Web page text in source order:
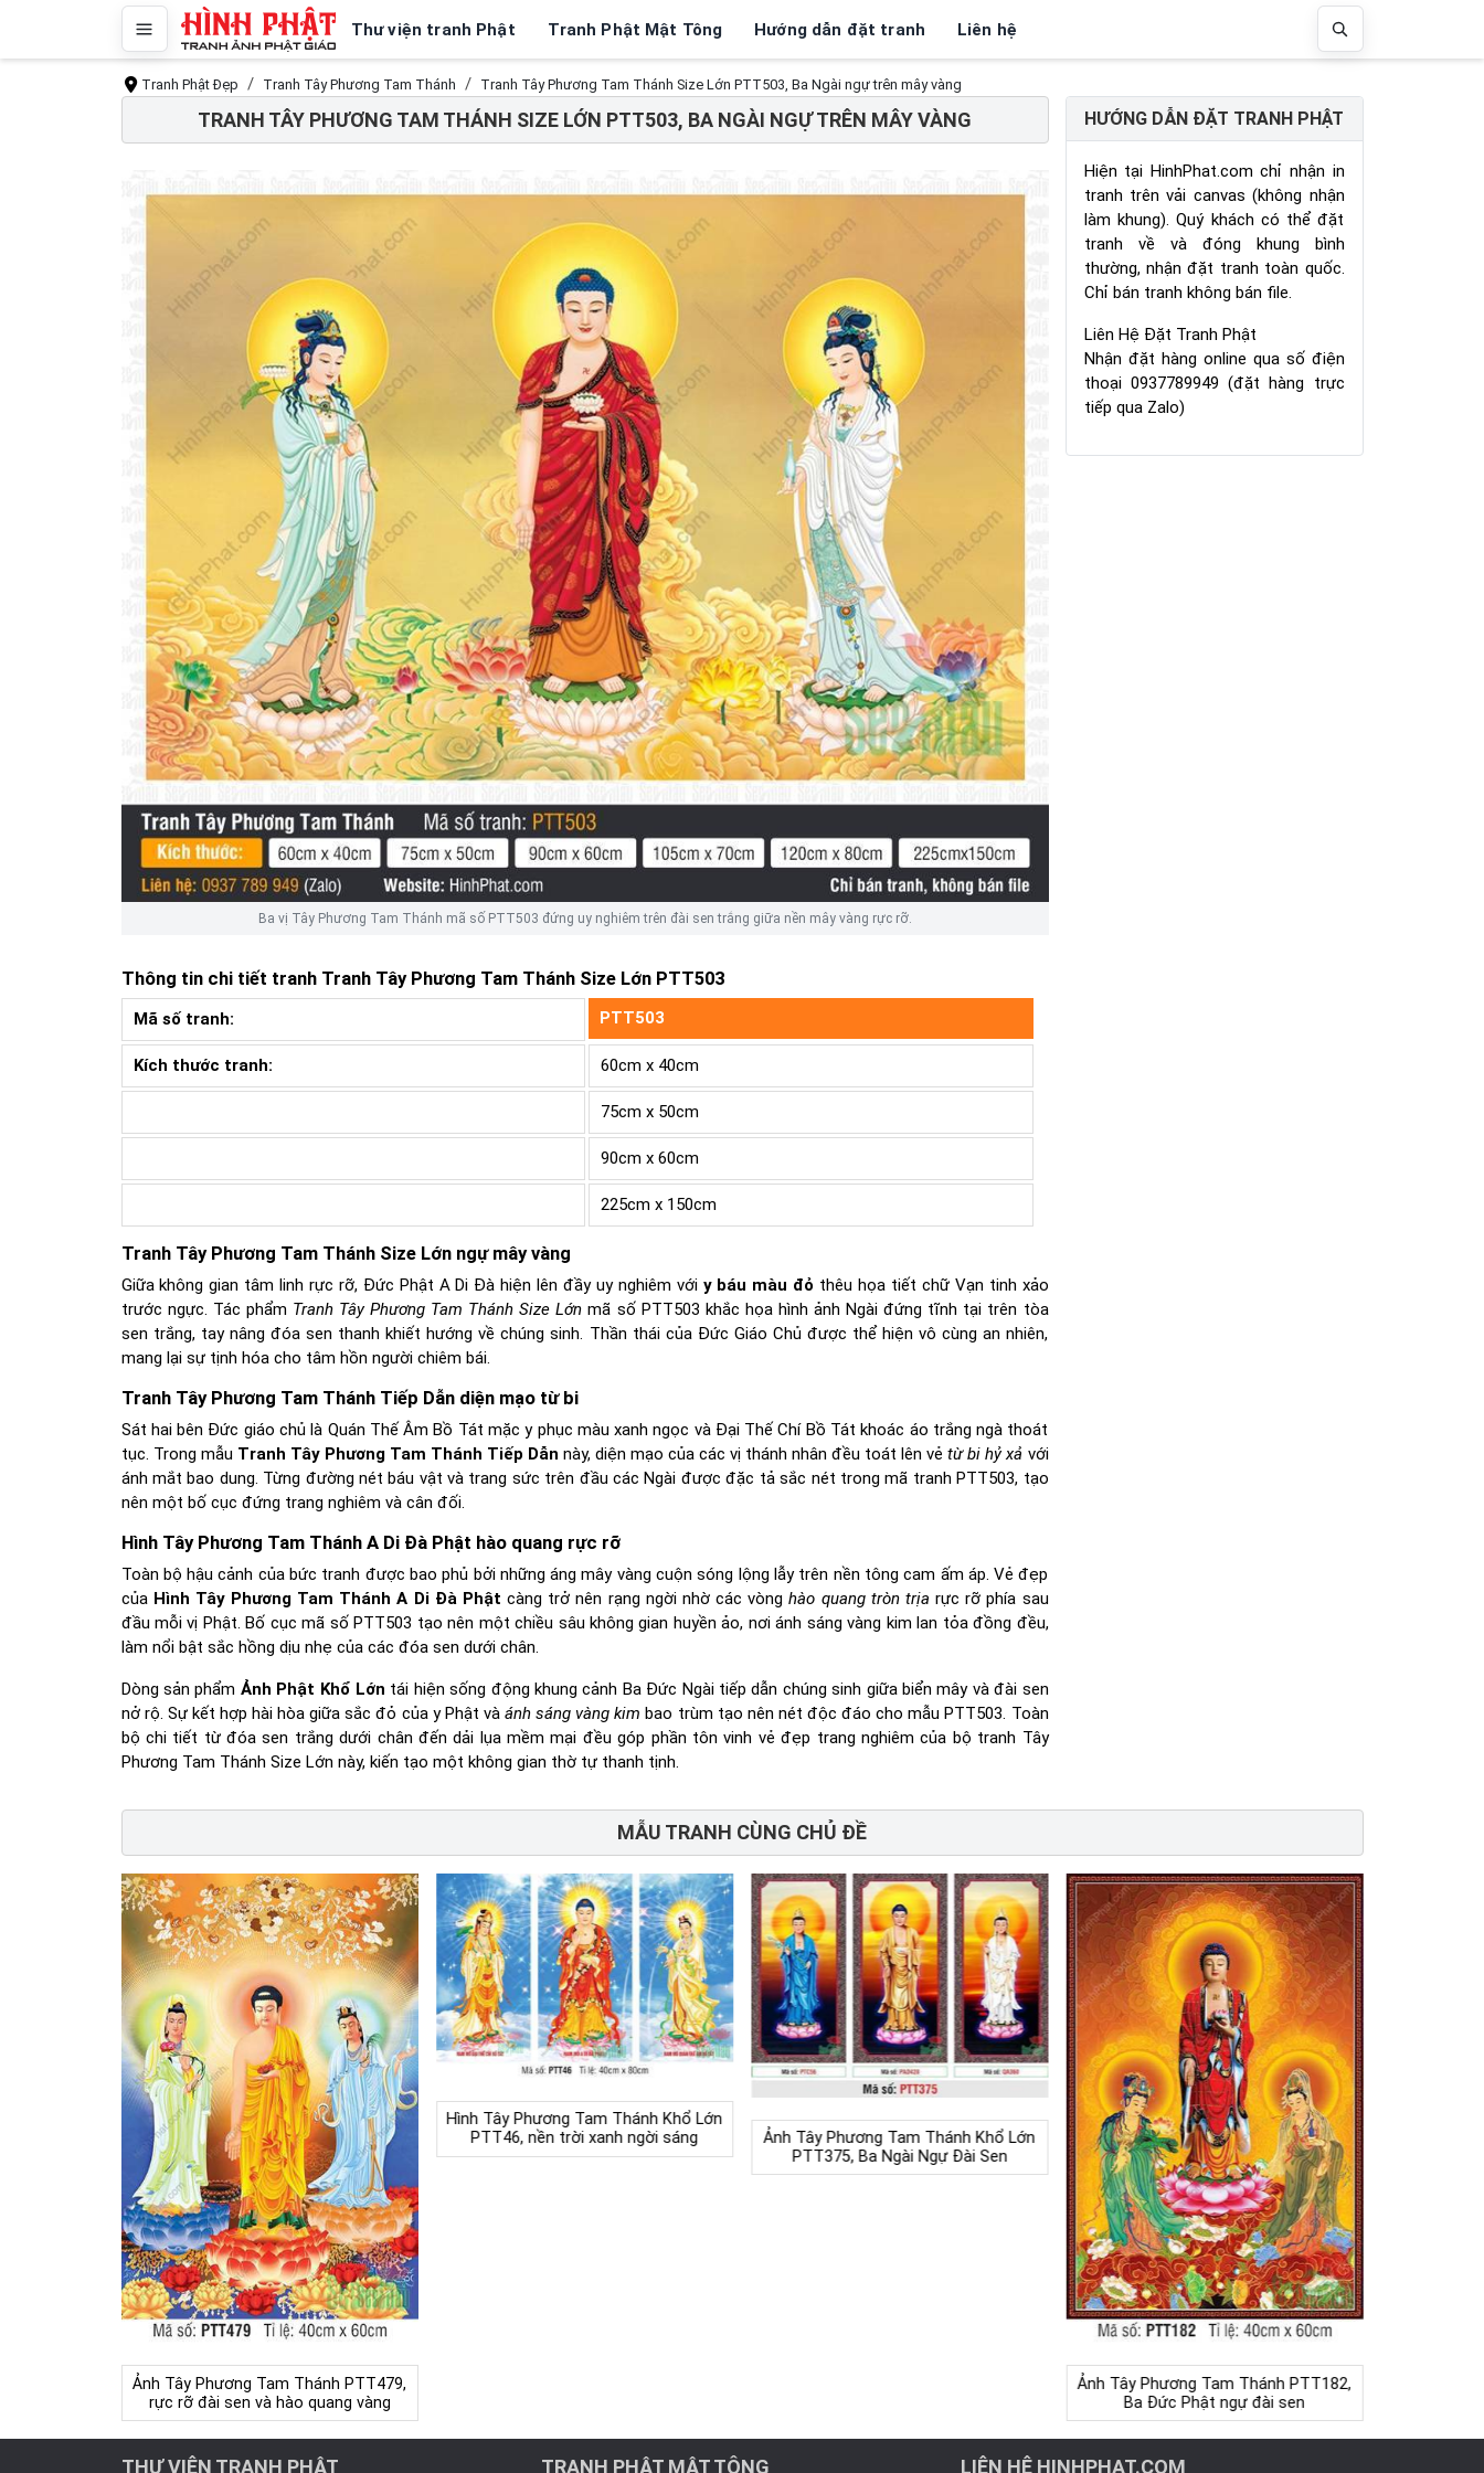
Thư viện tranh Phật Tranh Phật Mật Tông Hướng dẫn đặt tranh Liên hệ
Tranh Phật Đẹp Tranh Tây Phương Tam Thánh Tranh Tây Phương Tam Thánh Size Lớn PTT503, Ba Ngài ngự trên mây vàng
TRANH TÂY PHƯƠNG TAM THÁNH SIZE LỚN PTT503, BA NGÀI NGỰ TRÊN MÂY VÀNG
Ba vị Tây Phương Tam Thánh mã số PTT503 đứng uy nghiêm trên đài sen trắng giữa nền mây vàng rực rỡ.
Thông tin chi tiết tranh Tranh Tây Phương Tam Thánh Size Lớn PTT503
Mã số tranh: PTT503
Kích thước tranh: 60cm x 40cm
75cm x 50cm
90cm x 60cm
225cm x 150cm
Tranh Tây Phương Tam Thánh Size Lớn ngự mây vàng
Giữa không gian tâm linh rực rỡ, Đức Phật A Di Đà hiện lên đầy uy nghiêm với y báu màu đỏ thêu họa tiết chữ Vạn tinh xảo
trước ngực. Tác phẩm Tranh Tây Phương Tam Thánh Size Lớn mã số PTT503 khắc họa hình ảnh Ngài đứng tĩnh tại trên tòa
sen trắng, tay nâng đóa sen thanh khiết hướng về chúng sinh. Thần thái của Đức Giáo Chủ được thể hiện vô cùng an nhiên,
mang lại sự tịnh hóa cho tâm hồn người chiêm bái.
Tranh Tây Phương Tam Thánh Tiếp Dẫn diện mạo từ bi
Sát hai bên Đức giáo chủ là Quán Thế Âm Bồ Tát mặc y phục màu xanh ngọc và Đại Thế Chí Bồ Tát khoác áo trắng ngà thoát
tục. Trong mẫu Tranh Tây Phương Tam Thánh Tiếp Dẫn này, diện mạo của các vị thánh nhân đều toát lên vẻtừ bi hỷ xả với
ánh mắt bao dung. Từng đường nét báu vật và trang sức trên đầu các Ngài được đặc tả sắc nét trong mã tranh PTT503, tạo
nên một bố cục đứng trang nghiêm và cân đối.
Hình Tây Phương Tam Thánh A Di Đà Phật hào quang rực rỡ
Toàn bộ hậu cảnh của bức tranh được bao phủ bởi những áng mây vàng cuộn sóng lộng lẫy trên nền tông cam ấm áp. Vẻ đẹp
của Hình Tây Phương Tam Thánh A Di Đà Phật càng trở nên rạng ngời nhờ các vònghào quang tròn trịa rực rỡ phía sau
đầu mỗi vị Phật. Bố cục mã số PTT503 tạo nên một chiều sâu không gian huyền ảo, nơi ánh sáng vàng kim lan tỏa đồng đều,
làm nổi bật sắc hồng dịu nhẹ của các đóa sen dưới chân.
Dòng sản phẩm Ảnh Phật Khổ Lớn tái hiện sống động khung cảnh Ba Đức Ngài tiếp dẫn chúng sinh giữa biển mây và đài sen
nở rộ. Sự kết hợp hài hòa giữa sắc đỏ của y Phật và ánh sáng vàng kim bao trùm tạo nên nét độc đáo cho mẫu PTT503. Toàn
bộ chi tiết từ đóa sen trắng dưới chân đến dải lụa mềm mại đều góp phần tôn vinh vẻ đẹp trang nghiêm của bộ tranh Tây
Phương Tam Thánh Size Lớn này, kiến tạo một không gian thờ tự thanh tịnh.
HƯỚNG DẪN ĐẶT TRANH PHẬT
Hiện tại HinhPhat.com chỉ nhận in
tranh trên vải canvas (không nhận
làm khung). Quý khách có thể đặt
tranh về và đóng khung bình
thường, nhận đặt tranh toàn quốc.
Chỉ bán tranh không bán file.
Liên Hệ Đặt Tranh Phật
Nhận đặt hàng online qua số điện
thoại 0937789949 (đặt hàng trực
tiếp qua Zalo)
MẪU TRANH CÙNG CHỦ ĐỀ
Ảnh Tây Phương Tam Thánh PTT479,
rực rỡ đài sen và hào quang vàng
Hình Tây Phương Tam Thánh Khổ Lớn
PTT46, nền trời xanh ngời sáng
Ảnh Tây Phương Tam Thánh Khổ Lớn
PTT375, Ba Ngài Ngự Đài Sen
Ảnh Tây Phương Tam Thánh PTT182,
Ba Đức Phật ngự đài sen
THƯ VIỆN TRANH PHẬT TRANH PHẬT MẬT TÔNG LIÊN HỆ HINHPHAT.COM